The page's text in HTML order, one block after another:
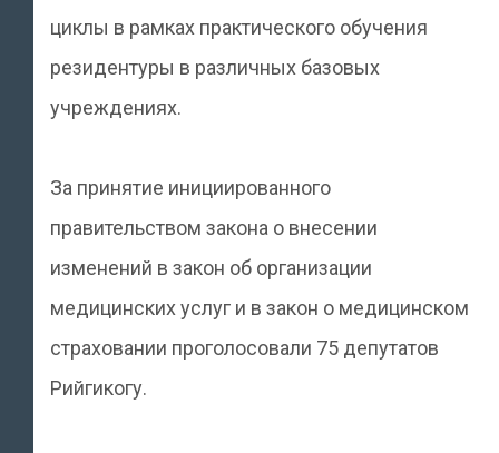
циклы в рамках практического обучения
резидентуры в различных базовых
учреждениях.
За принятие инициированного
правительством закона о внесении
изменений в закон об организации
медицинских услуг и в закон о медицинском
страховании проголосовали 75 депутатов
Рийгикогу.